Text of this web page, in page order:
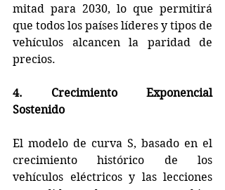
mitad para 2030, lo que permitirá
que todos los países líderes y tipos de
vehículos alcancen la paridad de
precios.
4. Crecimiento Exponencial
Sostenido
El modelo de curva S, basado en el
crecimiento histórico de los
vehículos eléctricos y las lecciones